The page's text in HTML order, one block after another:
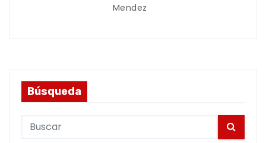
Mendez
Búsqueda